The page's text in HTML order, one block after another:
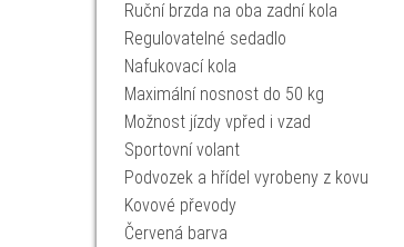
Ruční brzda na oba zadní kola
Regulovatelné sedadlo
Nafukovací kola
Maximální nosnost do 50 kg
Možnost jízdy vpřed i vzad
Sportovní volant
Podvozek a hřídel vyrobeny z kovu
Kovové převody
Červená barva